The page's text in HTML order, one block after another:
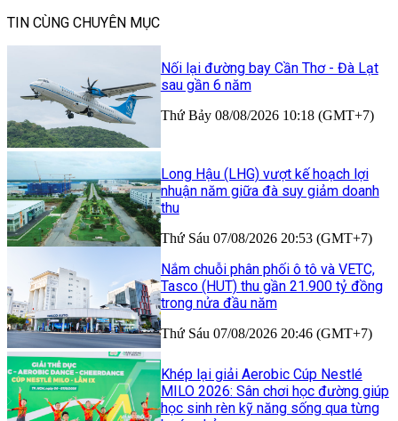
TIN CÙNG CHUYÊN MỤC
Nối lại đường bay Cần Thơ - Đà Lạt
sau gần 6 năm
Thứ Bảy 08/08/2026 10:18 (GMT+7)
Long Hậu (LHG) vượt kế hoạch lợi
nhuận năm giữa đà suy giảm doanh
thu
Thứ Sáu 07/08/2026 20:53 (GMT+7)
Nắm chuỗi phân phối ô tô và VETC,
Tasco (HUT) thu gần 21.900 tỷ đồng
trong nửa đầu năm
Thứ Sáu 07/08/2026 20:46 (GMT+7)
Khép lại giải Aerobic Cúp Nestlé
MILO 2026: Sân chơi học đường giúp
học sinh rèn kỹ năng sống qua từng